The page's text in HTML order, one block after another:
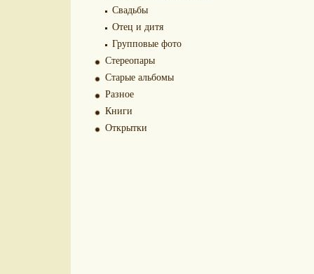
Свадьбы
Отец и дитя
Групповые фото
Стереопары
Старые альбомы
Разное
Книги
Открытки